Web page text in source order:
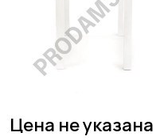
Цена не указана